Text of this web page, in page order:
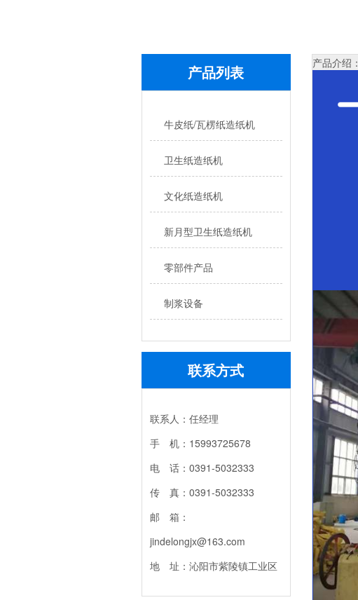
产品列表
牛皮纸/瓦楞纸造纸机
卫生纸造纸机
文化纸造纸机
新月型卫生纸造纸机
零部件产品
制浆设备
联系方式
联系人：任经理
手 机：15993725678
电 话：0391-5032333
传 真：0391-5032333
邮 箱：
jindelongjx@163.com
地 址：沁阳市紫陵镇工业区
产品介绍：